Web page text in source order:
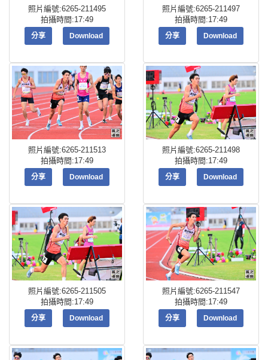
照片編號:6265-211495
拍攝時間:17:49
分享 Download
照片編號:6265-211497
拍攝時間:17:49
分享 Download
照片編號:6265-211513
拍攝時間:17:49
分享 Download
照片編號:6265-211498
拍攝時間:17:49
分享 Download
照片編號:6265-211505
拍攝時間:17:49
分享 Download
照片編號:6265-211547
拍攝時間:17:49
分享 Download